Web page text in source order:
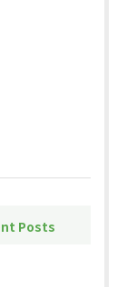
Posts